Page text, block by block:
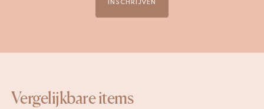
INSCHRIJVEN
Vergelijkbare items